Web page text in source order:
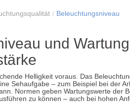
Beleuchtungsniveau
und
Helligkeit voraus. Das
Sehaufgabe – zum Beispiel bei der
Normen geben Wartungswerte der
zu können – auch bei hohen